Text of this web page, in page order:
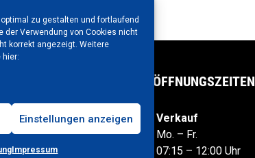
zu gestalten und fortlaufend
der Verwendung von Cookies nicht
korrekt angezeigt. Weitere
hier:
Einstellungen anzeigen
Impressum
804178 27-0
willibald.de
ÖFFNUNGSZEITEN
Verkauf
Mo. – Fr.
07:15 – 12:00 Uhr